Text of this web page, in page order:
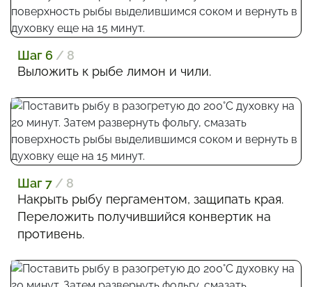
Шаг 6 / 8
Выложить к рыбе лимон и чили.
Шаг 7 / 8
Накрыть рыбу пергаментом, защипать края.
Переложить получившийся конвертик на
противень.